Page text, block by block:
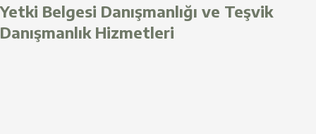
Yetki Belgesi Danışmanlığı ve Teşvik
Danışmanlık Hizmetleri